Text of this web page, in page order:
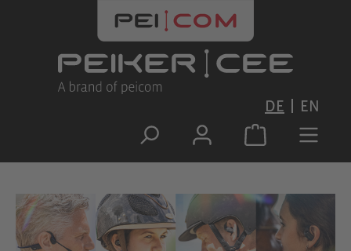
Zum Hauptinhalt springen
DE EN